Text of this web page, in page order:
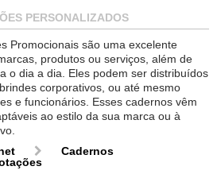
PERSONALIZADOS
Promocionais são uma excelente
produtos ou serviços, além de
o dia a dia. Eles podem ser distribuídos
corporativos, ou até mesmo
e funcionários. Esses cadernos vêm
ao estilo da sua marca ou à
Cadernos